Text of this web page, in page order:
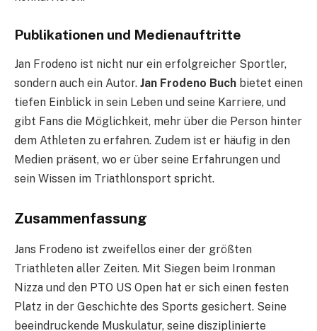
Publikationen und Medienauftritte
Jan Frodeno ist nicht nur ein erfolgreicher Sportler,
sondern auch ein Autor. Jan Frodeno Buch bietet einen
tiefen Einblick in sein Leben und seine Karriere, und
gibt Fans die Möglichkeit, mehr über die Person hinter
dem Athleten zu erfahren. Zudem ist er häufig in den
Medien präsent, wo er über seine Erfahrungen und
sein Wissen im Triathlonsport spricht.
Zusammenfassung
Jans Frodeno ist zweifellos einer der größten
Triathleten aller Zeiten. Mit Siegen beim Ironman
Nizza und den PTO US Open hat er sich einen festen
Platz in der Geschichte des Sports gesichert. Seine
beeindruckende Muskulatur, seine disziplinierte